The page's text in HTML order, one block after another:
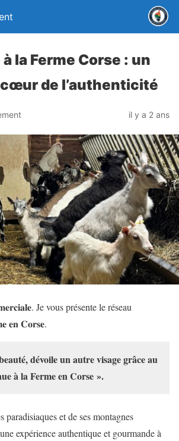
la Ferme Corse : un
de l’authenticité
il y a 2 ans
Je vous présente le réseau
𝐞𝐧 𝐂𝐨𝐫𝐬𝐞.
dévoile un autre visage grâce au
à la Ferme en Corse ».
paradisiaques et de ses montagnes
expérience authentique et gourmande à